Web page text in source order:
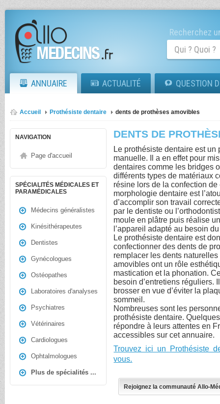
Recherchez
ANNUAIRE ACTUALITÉ QUESTION
Accueil Prothésiste dentaire dents de prothèses amovibles
NAVIGATION
Page d'accueil
SPÉCIALITÉS MÉDICALES ET
PARAMÉDICALES
Médecins généralistes
Kinésithérapeutes
Dentistes
Gynécologues
Ostéopathes
Laboratoires d'analyses
Psychiatres
Vétérinaires
Cardiologues
Ophtalmologues
Plus de spécialités ...
DENTS DE
Le prothésiste dentaire est
manuelle. Il a en effet pour
dentaires comme les bridges
différents types de matériaux
résine lors de la confection
morphologie dentaire est
d’accomplir son travail
par le dentiste ou
moule en plâtre puis réalise
l’appareil adapté au besoin
Le prothésiste dentaire est
confectionner des dents de
remplacer les dents
amovibles ont un rôle
mastication et la phonation.
besoin d’entretiens réguliers.
brosser en vue d’éviter la
sommeil.
Nombreuses sont les
prothésiste dentaire.
répondre à leurs attentes en
accessibles sur cet annuaire.
Trouvez ici un Prothésiste
vous.
Rejoignez la communauté Allo-